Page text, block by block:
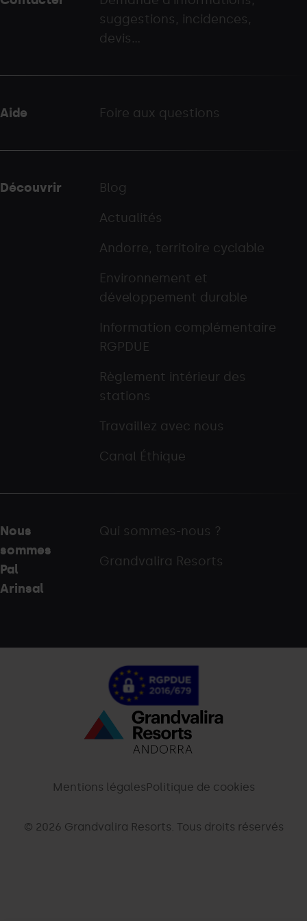
suggestions, incidences,
devis...
Aide Foire aux questions
Découvrir
Blog
Actualités
Andorre, territoire cyclable
Environnement et
développement durable
Information complémentaire
RGPDUE
Règlement intérieur des
stations
Travaillez avec nous
Canal Éthique
Nous
sommes
Pal
Arinsal
Qui sommes-nous ?
Grandvalira Resorts
© 2026 Grandvalira Resorts. Tous droits réservés
-
palarinsal.com
Politique de cookies
Mentions légales